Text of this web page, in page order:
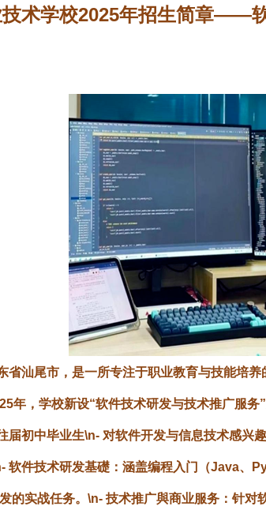
术学校2025年招生简章——
汕尾市，是一所专注于职业教育与技能培
年，学校新设“软件技术研发与技术推广服
初中毕业生\n- 对软件开发与信息技术感
软件技术研发基礎 ：涵盖编程入门（Java、
的实战任务。\n- 技术推广與商业服务 ：针对